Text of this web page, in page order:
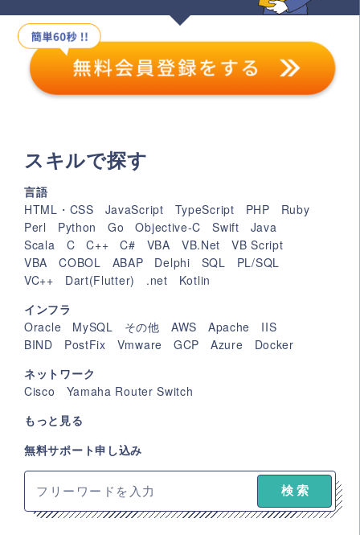
スキルで探す
言語
HTML・CSS
JavaScript TypeScript PHP
Ruby
Perl
Python Go Objective-C Swift
Java
Scala
C C++ C# VBA VB.Net
VB Script
VBA
COBOL ABAP Delphi SQL
PL/SQL
VC++
Dart(Flutter) .net
Kotlin
インフラ
Oracle
MySQL その他 AWS Apache
IIS
BIND
PostFix Vmware GCP Azure
Docker
ネットワーク
Cisco
Yamaha Router Switch
もっと見る
無料サポート申し込み